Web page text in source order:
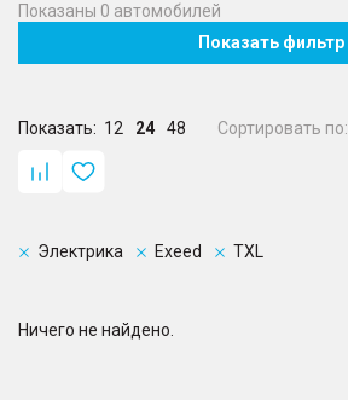
Показаны 0 автомобилей
Показать фильтр
Показать: 12 24 48 Сортировать по:
Электрика Exeed TXL
Ничего не найдено.